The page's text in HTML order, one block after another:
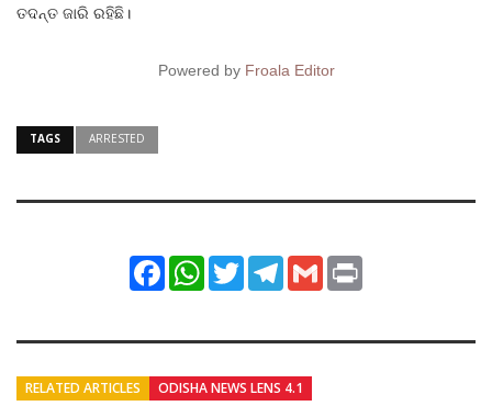
ତଦନ୍ତ ଜାରି ରହିଛି।
Powered by Froala Editor
TAGS ARRESTED
FacebookWhatsApp
TwitterTelegram
Gmail
RELATED ARTICLES ODISHA NEWS LENS 4.1